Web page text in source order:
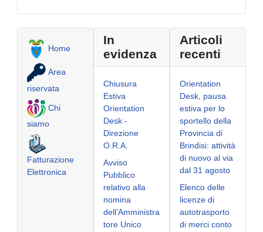
Home
Area
riservata
Chi
siamo
Fatturazione
Elettronica
In
evidenza
Chiusura
Estiva
Orientation
Desk -
Direzione
O.R.A.
Avviso
Pubblico
relativo alla
nomina
dell’Amministra
tore Unico
Articoli
recenti
Orientation
Desk, pausa
estiva per lo
sportello della
Provincia di
Brindisi: attività
di nuovo al via
dal 31 agosto
Elenco delle
licenze di
autotrasporto
di merci conto